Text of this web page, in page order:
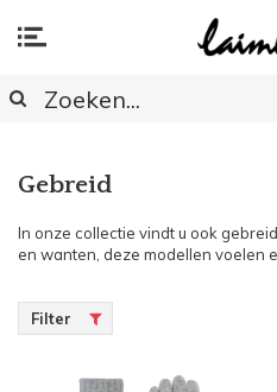
Gebreid
In onze collectie vindt u ook
en wanten, deze modellen voelen
Filter